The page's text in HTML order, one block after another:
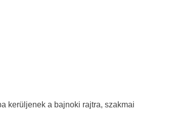
kerüljenek a bajnoki rajtra, szakmai